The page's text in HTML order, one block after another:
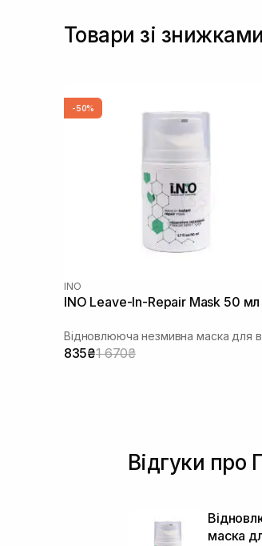
Товари зі
-50%
INO
INO Leave-In-Repair Mask 50 мл
835₴1 670₴
Відгуки про
маска